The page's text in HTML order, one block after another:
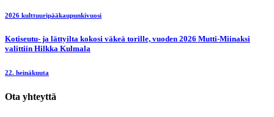
2026 kulttuuripääkaupunkivuosi
Kotiseutu- ja lättyilta kokosi väkeä torille, vuoden 2026 Mutti-Miinaksi
valittiin Hilkka Kulmala
22. heinäkuuta
Ota yhteyttä